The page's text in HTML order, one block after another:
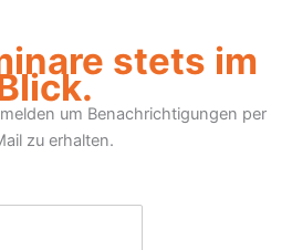
stets im
um Benachrichtigungen per
zu erhalten.